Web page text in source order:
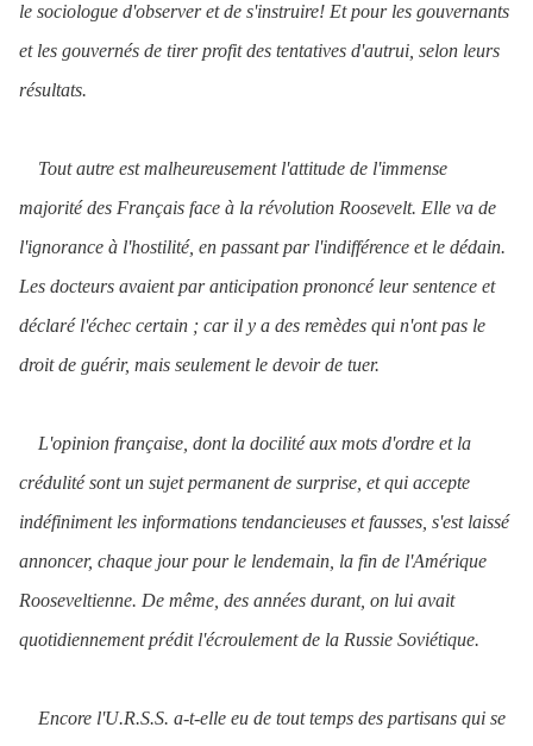
le sociologue d'observer et de s'instruire! Et pour les gouvernants
et les gouvernés de tirer profit des tentatives d'autrui, selon leurs
résultats.
Tout autre est malheureusement l'attitude de l'immense
majorité des Français face à la révolution Roosevelt. Elle va de
l'ignorance à l'hostilité, en passant par l'indifférence et le dédain.
Les docteurs avaient par anticipation prononcé leur sentence et
déclaré l'échec certain ; car il y a des remèdes qui n'ont pas le
droit de guérir, mais seulement le devoir de tuer.
L'opinion française, dont la docilité aux mots d'ordre et la
crédulité sont un sujet permanent de surprise, et qui accepte
indéfiniment les informations tendancieuses et fausses, s'est laissé
annoncer, chaque jour pour le lendemain, la fin de l'Amérique
Rooseveltienne. De même, des années durant, on lui avait
quotidiennement prédit l'écroulement de la Russie Soviétique.
Encore l'U.R.S.S. a-t-elle eu de tout temps des partisans qui se